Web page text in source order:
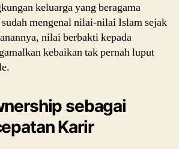
keluarga yang beragama
mengenal nilai-nilai Islam sejak
nilai berbakti kepada
kebaikan tak pernah luput
sebagai
Karir